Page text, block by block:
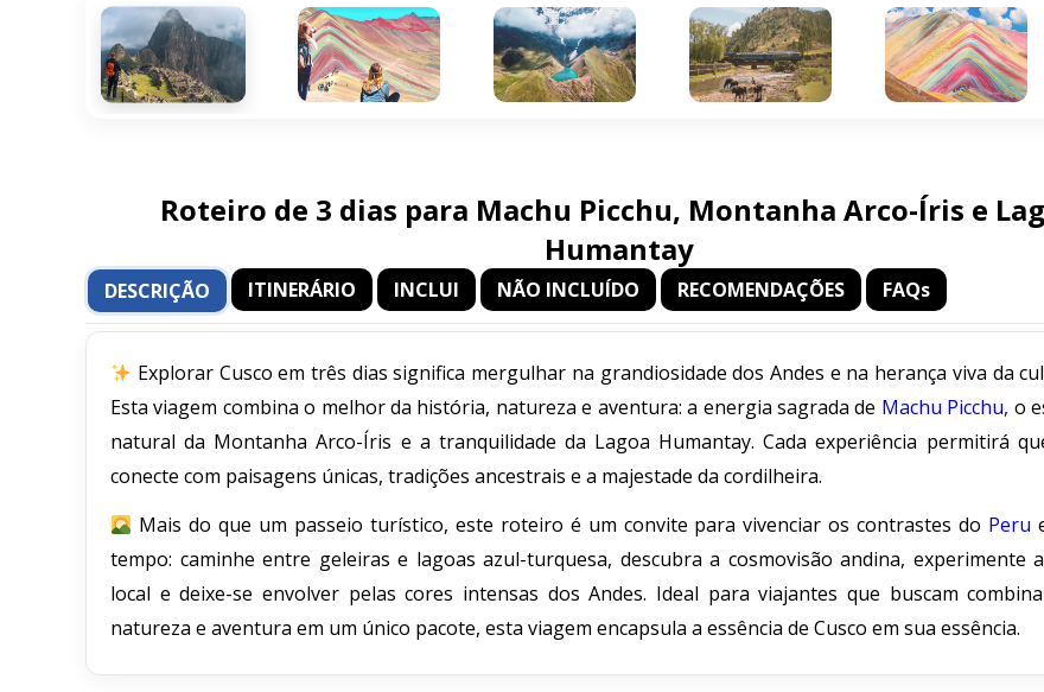
Roteiro de 3 dias para Machu Picchu, Montanha Arco-Íris e
Humantay
DESCRIÇÃO ITINERÁRIO INCLUI NÃO INCLUÍDO RECOMENDAÇÕES FAQs
Explorar Cusco em três dias significa mergulhar na grandiosidade dos Andes e na herança viva da
Esta viagem combina o melhor da história, natureza e aventura: a energia sagrada de Machu Picchu, o
natural da Montanha Arco-Íris e a tranquilidade da Lagoa Humantay. Cada experiência permitirá
conecte com paisagens únicas, tradições ancestrais e a majestade da cordilheira.
Mais do que um passeio turístico, este roteiro é um convite para vivenciar os contrastes do Peru
tempo: caminhe entre geleiras e lagoas azul-turquesa, descubra a cosmovisão andina, experimente
local e deixe-se envolver pelas cores intensas dos Andes. Ideal para viajantes que buscam
natureza e aventura em um único pacote, esta viagem encapsula a essência de Cusco em sua essência.